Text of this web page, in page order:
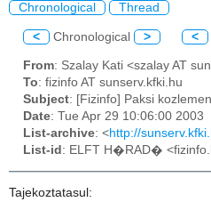
Chronological Thread
< Chronological > <
From: Szalay Kati <szalay AT
To: fizinfo AT sunserv.kfki.hu
Subject: [Fizinfo] Paksi
Date: Tue Apr 29 10:06:00 2003
List-archive: <http://
List-id : ELFT H�RAD�
Tajekoztatasul: